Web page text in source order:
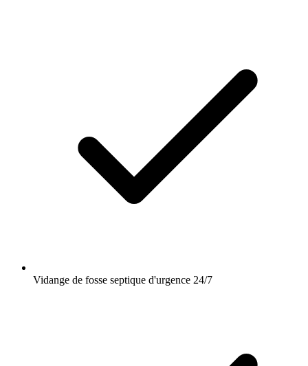
Vidange de fosse septique d'urgence 24/7